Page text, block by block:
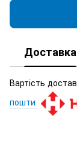
Доставка
Вартість
пошти